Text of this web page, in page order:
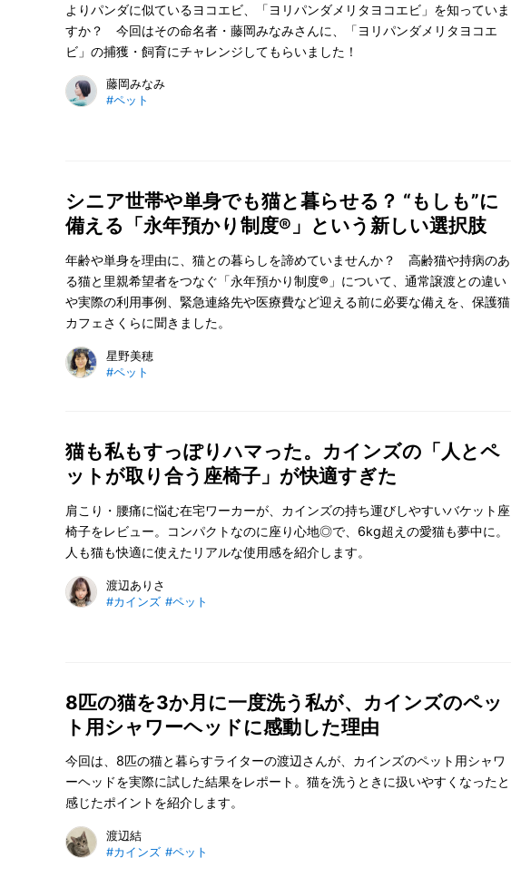
よりパンダに似ているヨコエビ、「ヨリパンダメリタヨコエビ」を知っていま
すか？ 今回はその命名者・藤岡みなみさんに、「ヨリパンダメリタヨコエ
ビ」の捕獲・飼育にチャレンジしてもらいました！
藤岡みなみ
#ペット
シニア世帯や単身でも猫と暮らせる？ “もしも”に
備える「永年預かり制度®」という新しい選択肢
年齢や単身を理由に、猫との暮らしを諦めていませんか？ 高齢猫や持病のあ
る猫と里親希望者をつなぐ「永年預かり制度®」について、通常譲渡との違い
や実際の利用事例、緊急連絡先や医療費など迎える前に必要な備えを、保護猫
カフェさくらに聞きました。
星野美穂
#ペット
猫も私もすっぽりハマった。カインズの「人とペ
ットが取り合う座椅子」が快適すぎた
肩こり・腰痛に悩む在宅ワーカーが、カインズの持ち運びしやすいバケット座
椅子をレビュー。コンパクトなのに座り心地◎で、6kg超えの愛猫も夢中に。
人も猫も快適に使えたリアルな使用感を紹介します。
渡辺ありさ
#カインズ #ペット
8匹の猫を3か月に一度洗う私が、カインズのペッ
ト用シャワーヘッドに感動した理由
今回は、8匹の猫と暮らすライターの渡辺さんが、カインズのペット用シャワ
ーヘッドを実際に試した結果をレポート。猫を洗うときに扱いやすくなったと
感じたポイントを紹介します。
渡辺結
#カインズ #ペット